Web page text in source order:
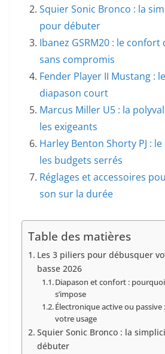
Squier Sonic Bronco : la
pour débuter
Ibanez GSRM20 : le
sans compromis
Fender Player II Mustang :
diapason court
Marcus Miller U5 : la
les exigeants
Harley Benton Shorty PJ :
les budgets serrés
Réglages et accessoires
son sur la durée
Table des matières
Les 3 piliers pour débusquer
basse 2026
Diapason et confort :
s’impose
Électronique active ou passive
votre usage
Squier Sonic Bronco : la
débuter